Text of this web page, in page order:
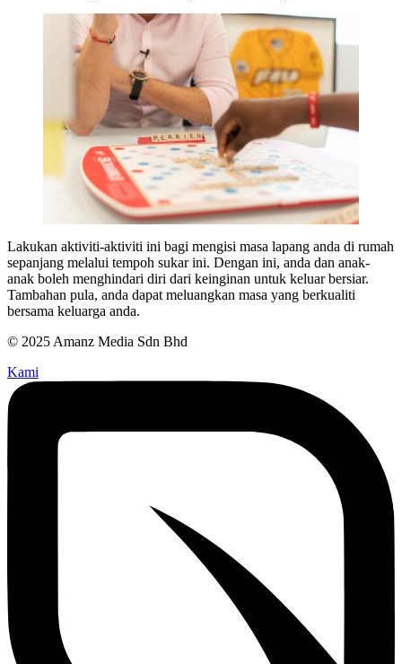
Lakukan aktiviti-aktiviti ini bagi mengisi masa lapang anda di rumah
sepanjang melalui tempoh sukar ini. Dengan ini, anda dan anak-
anak boleh menghindari diri dari keinginan untuk keluar bersiar.
Tambahan pula, anda dapat meluangkan masa yang berkualiti
bersama keluarga anda.
© 2025 Amanz Media Sdn Bhd
Kami